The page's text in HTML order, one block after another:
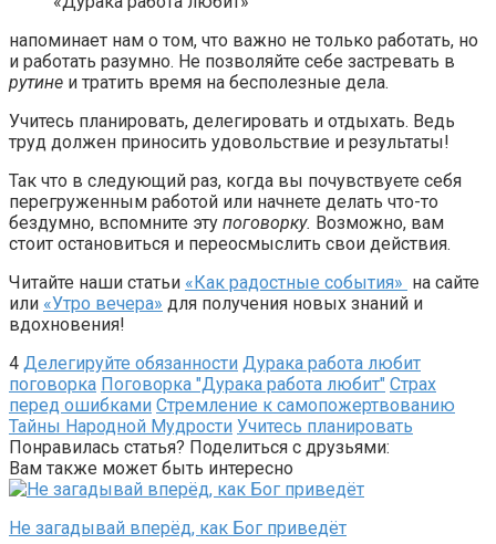
напоминает нам о том, что важно не только работать, но
и работать разумно. Не позволяйте себе застревать в
рутине и тратить время на бесполезные дела.
Учитесь планировать, делегировать и отдыхать. Ведь
труд должен приносить удовольствие и результаты!
Так что в следующий раз, когда вы почувствуете себя
перегруженным работой или начнете делать что-то
бездумно, вспомните эту поговорку. Возможно, вам
стоит остановиться и переосмыслить свои действия.
Читайте наши статьи «Как радостные события» на сайте
или «Утро вечера» для получения новых знаний и
вдохновения!
4 Делегируйте обязанности Дурака работа любит
поговорка Поговорка "Дурака работа любит" Страх
перед ошибками Стремление к самопожертвованию
Тайны Народной Мудрости Учитесь планировать
Понравилась статья? Поделиться с друзьями:
Вам также может быть интересно
Не загадывай вперёд, как Бог приведёт